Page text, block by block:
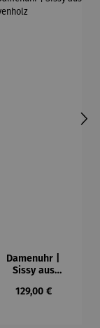
Damenuhr |
Sissy aus
Regulärer Preis:
129,00 €